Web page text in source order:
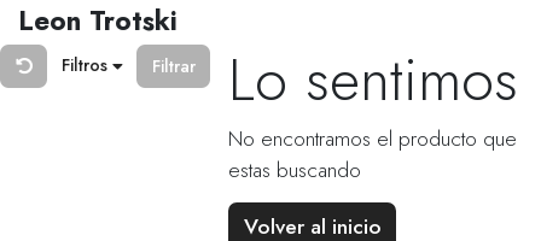
Leon Trotski
Filtros Filtrar Lo sentimos
No encontramos el producto que
estas buscando
Volver al inicio